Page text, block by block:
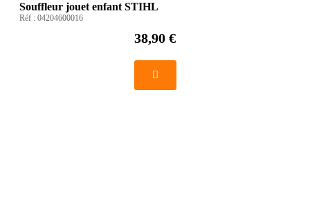
Souffleur jouet enfant STIHL
Réf : 04204600016
38,90 €